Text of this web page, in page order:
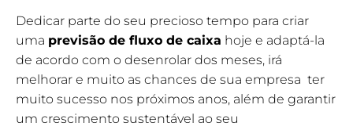
Dedicar parte do seu precioso tempo para criar
uma previsão de fluxo de caixa hoje e adaptá-la
de acordo com o desenrolar dos meses, irá
melhorar e muito as chances de sua empresa ter
muito sucesso nos próximos anos, além de garantir
um crescimento sustentável ao seu